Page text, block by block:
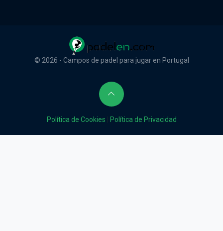
© 2026 - Campos de padel para jugar en Portugal
Política de Cookies Política de Privacidad